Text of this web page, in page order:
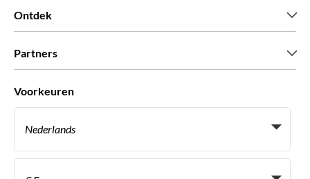
Ontdek
Partners
Word een Leverancier
Become a Distribution Partner
Voorkeuren
Nederlands
Italiaans